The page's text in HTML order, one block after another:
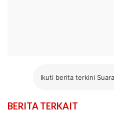
Ikuti berita terkini
BERITA TERKAIT